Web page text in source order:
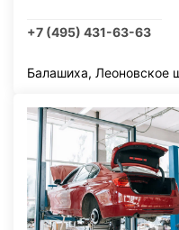
+7 (495) 431-63-63
Балашиха, Леоновское